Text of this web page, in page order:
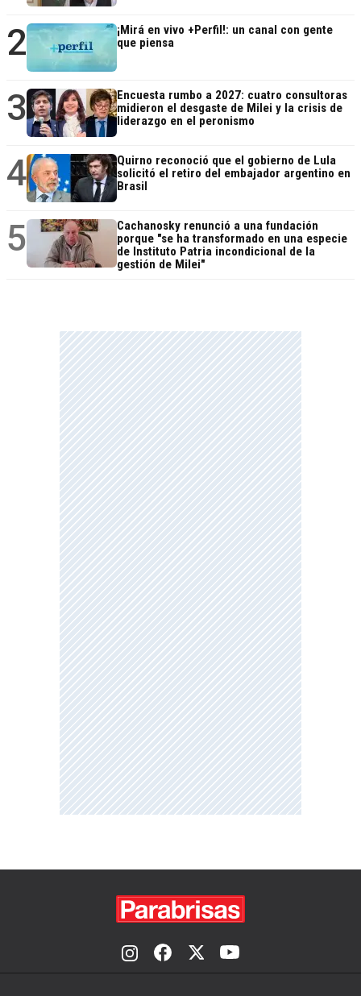
2
¡Mirá en vivo +Perfil!: un canal con gente
que piensa
3
Encuesta rumbo a 2027: cuatro consultoras
midieron el desgaste de Milei y la crisis de
liderazgo en el peronismo
4
Quirno reconoció que el gobierno de Lula
solicitó el retiro del embajador argentino en
Brasil
5
Cachanosky renunció a una fundación
porque "se ha transformado en una especie
de Instituto Patria incondicional de la
gestión de Milei"